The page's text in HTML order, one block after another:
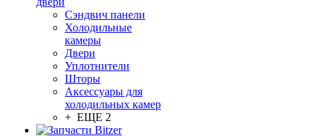
Сэндвич панели
Холодильные
камеры
Двери
Уплотнители
Шторы
Аксессуары для
холодильных камер
+ ЕЩЕ 2